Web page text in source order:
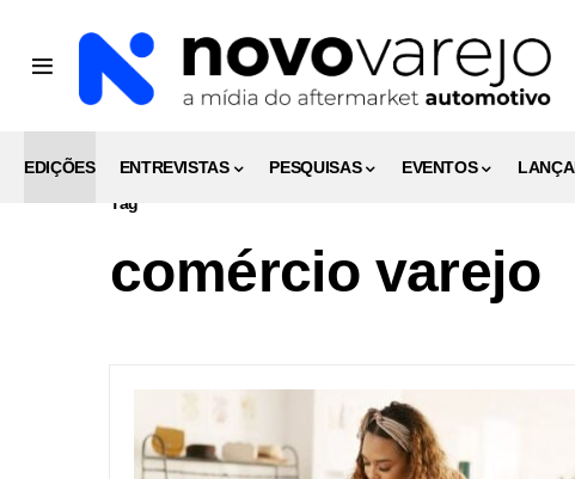
EDIÇÕES ENTREVISTAS PESQUISAS EVENTOS
Tag
comércio varejo